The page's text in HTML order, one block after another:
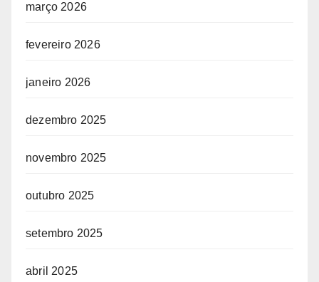
março 2026
fevereiro 2026
janeiro 2026
dezembro 2025
novembro 2025
outubro 2025
setembro 2025
abril 2025